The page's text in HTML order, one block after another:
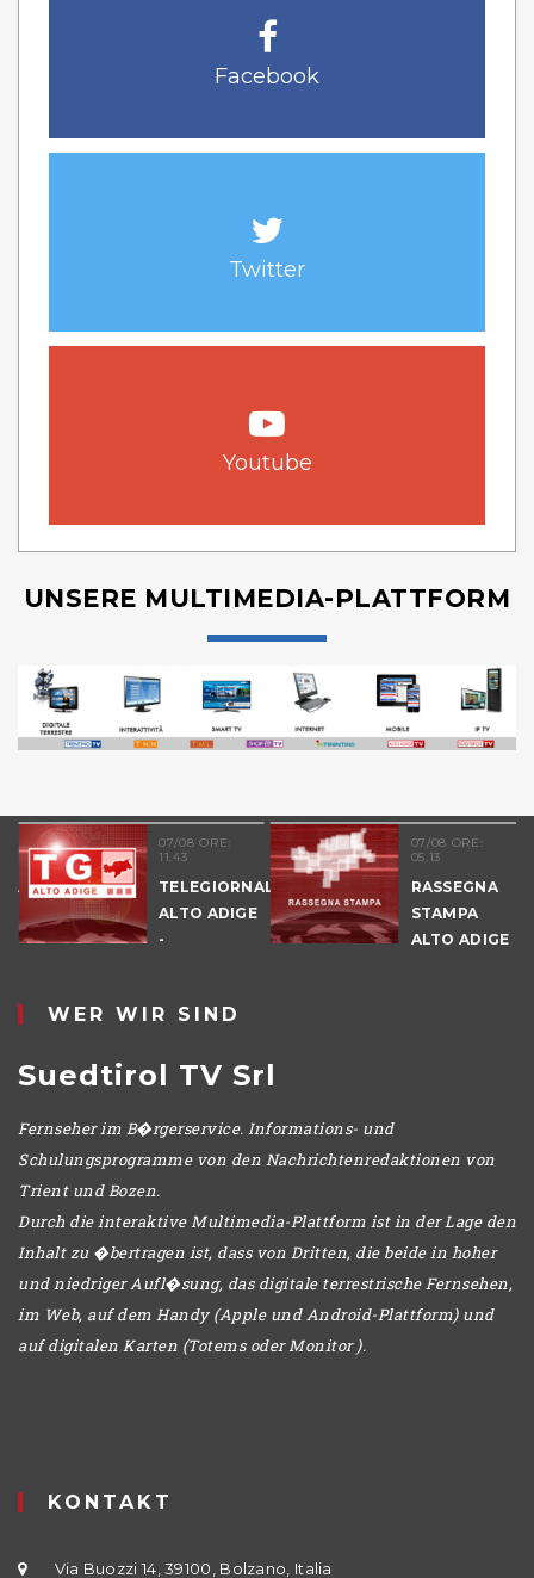
Facebook
Twitter
Youtube
UNSERE MULTIMEDIA-PLATTFORM
07/08 ORE:
11.43
TELEGIORNALE
ALTO ADIGE
-
07/08 ORE:
05.13
RASSEGNA
STAMPA
ALTO ADIGE
WER WIR SIND
Suedtirol TV Srl
Fernseher im B�rgerservice. Informations- und
Schulungsprogramme von den Nachrichtenredaktionen von
Trient und Bozen.
Durch die interaktive Multimedia-Plattform ist in der Lage den
Inhalt zu �bertragen ist, dass von Dritten, die beide in hoher
und niedriger Aufl�sung, das digitale terrestrische Fernsehen,
im Web, auf dem Handy (Apple und Android-Plattform) und
auf digitalen Karten (Totems oder Monitor ).
KONTAKT
Via Buozzi 14, 39100, Bolzano, Italia